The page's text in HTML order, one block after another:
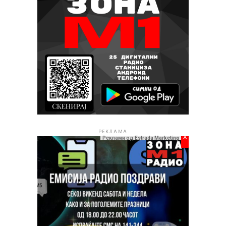
Стефанија не ја крие својата благодарност за оваа
соработка и со искрени зборови вели: „Сакам да
упатам едно огромно благодарам до човекот кој
успеа да ме претстави како бисер пред
македонскиот народ и човекот кој ми ја пружа
РЕКЛАМА
Реклами од Estrada Marketing x